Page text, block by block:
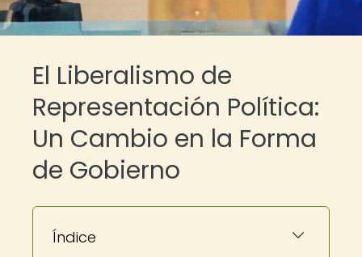
El Liberalismo de
Representación Política:
Un Cambio en la Forma
de Gobierno
Índice